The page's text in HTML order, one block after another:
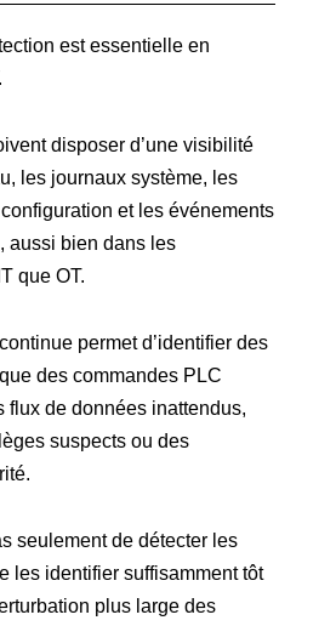
est essentielle en
disposer d’une visibilité
les journaux système, les
et les événements
aussi bien dans les
que OT.
permet d’identifier des
des commandes PLC
flux de données inattendus,
suspects ou des
seulement de détecter les
les identifier suffisamment tôt
plus large des